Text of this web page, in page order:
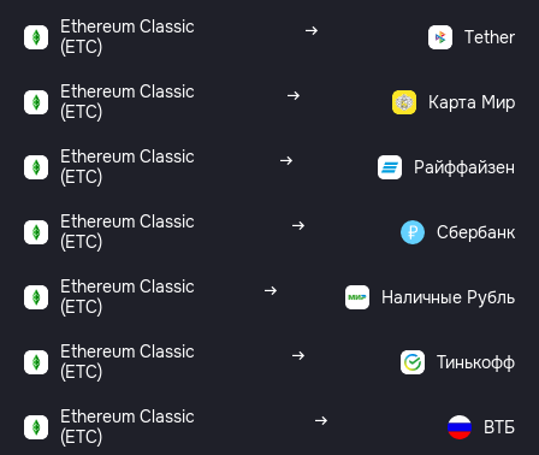
Ethereum Classic
(ETC)
Tether
Ethereum Classic
(ETC)
Карта Мир
Ethereum Classic
(ETC)
Райффайзен
Ethereum Classic
(ETC)
Сбербанк
Ethereum Classic
(ETC)
Наличные Рубль
Ethereum Classic
(ETC)
Тинькофф
Ethereum Classic
(ETC)
ВТБ